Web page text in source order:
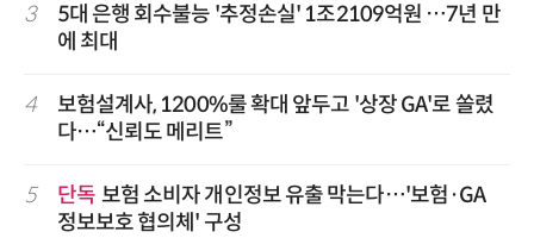
3
5대 은행 회수불능 '추정손실' 1조2109억원 …7년 만
에 최대
4
보험설계사, 1200%룰 확대 앞두고 '상장 GA'로 쏠렸
다…“신뢰도 메리트”
5 단독 보험 소비자 개인정보 유출 막는다…'보험·GA
정보보호 협의체' 구성